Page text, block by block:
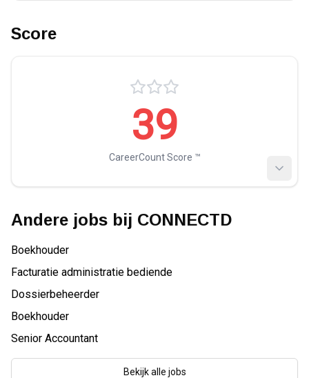
Score
39
CareerCount Score ™️
Andere jobs bij CONNECTD
Boekhouder
Facturatie administratie bediende
Dossierbeheerder
Boekhouder
Senior Accountant
Bekijk alle jobs